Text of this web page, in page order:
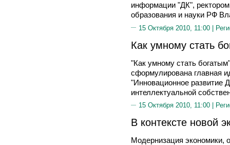
информации "ДК",
образования и науки РФ
15 Октября 2010, 11:00 |
Как умному стать
"Как умному стать
сформулирована главная
"Инновационное развитие
интеллектуальной
15 Октября 2010, 11:00 |
В контексте новой
Модернизация экономики,